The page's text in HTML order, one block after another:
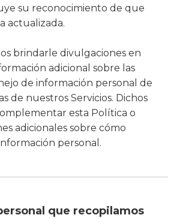
su reconocimiento de que
actualizada.
brindarle divulgaciones en
adicional sobre las
de información personal de
de nuestros Servicios. Dichos
esta Política o
adicionales sobre cómo
personal.
que recopilamos